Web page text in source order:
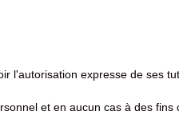
l'autorisation expresse de ses
et en aucun cas à des fins